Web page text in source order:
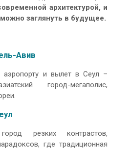
архитектурой, и
заглянуть в будущее.
Авив
аэропорту и вылет в Сеул –
город-мегаполис,
резких контрастов,
где традиционная